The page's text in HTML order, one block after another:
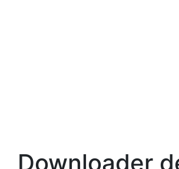
Downloader